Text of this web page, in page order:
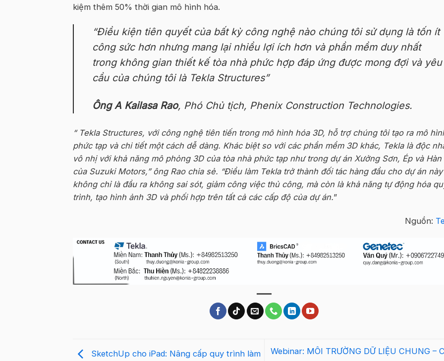
kiệm thêm 50% thời gian mô hình hóa.
“Điều kiện tiên quyết của bất kỳ công nghệ nào chúng tôi sử dụng là tốn ít
công sức hơn nhưng mang lại nhiều lợi ích hơn và phần mềm duy nhất
trong không gian thiết kế tòa nhà phức hợp đáp ứng được mong đợi và yêu
cầu của chúng tôi là Tekla Structures”
Ông A Kailasa Rao, Phó Chủ tịch, Phenix Construction Technologies.
“ Tekla Structures, với công nghệ tiên tiến trong mô hình hóa 3D, hỗ trợ chúng tôi tạo ra mô
phức tạp và chi tiết một cách dễ dàng. Khác biệt so với các phần mềm 3D khác, Tekla là độc
vô nhị với khả năng mô phỏng 3D của tòa nhà phức tạp như trong dự án XưởngSơn, Ép và Hàn
của Suzuki Motors,” ông Rao chia sẻ. “Điều làm Tekla trở thành đối tác hàng đầu cho dự án này
không chỉ là đầu ra không sai sót, giảm công việc thủ công, mà còn là khả năng tự động hóa
trình, tạo hình ảnh 3D và phối hợp trên tất cả các cấp độ của dự án.”
Nguồn:
SketchUp cho iPad: Nâng cấp quy trình làm
Webinar: MÔI TRƯỜNG DỮ LIỆU CHUNG –